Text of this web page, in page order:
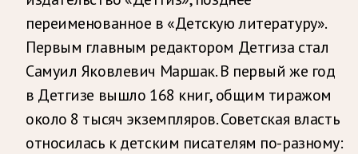
переименованное в «Детскую литературу».
Первым главным редактором Детгиза стал
Самуил Яковлевич Маршак. В первый же год
в Детгизе вышло 168 книг, общим тиражом
около 8 тысяч экземпляров. Советская власть
относилась к детским писателям по-разному: